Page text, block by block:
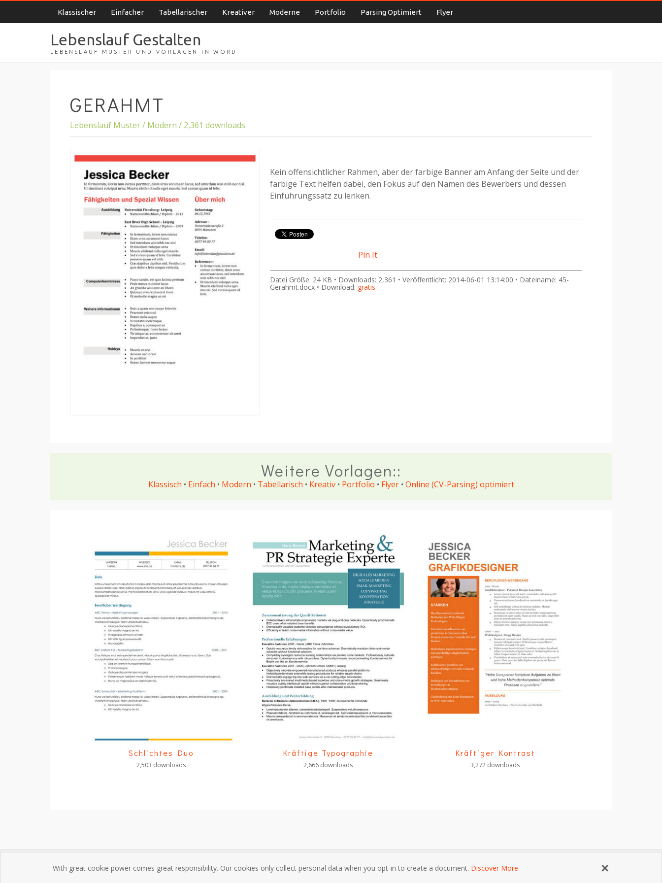
Klassischer Einfacher Tabellarischer Kreativer Moderne Portfolio Parsing Optimiert Flyer
Lebenslauf Gestalten
LEBENSLAUF MUSTER UND VORLAGEN IN WORD
GERAHMT
Lebenslauf Muster / Modern / 2,361 downloads
Kein offensichtlicher Rahmen, aber der farbige Banner am Anfang der Seite und der
farbige Text helfen dabei, den Fokus auf den Namen des Bewerbers und dessen
Einführungssatz zu lenken.
Pin It
Datei Größe: 24 KB • Downloads: 2,361 • Veröffentlicht: 2014-06-01 13:14:00 • Dateiname: 45-
Gerahmt.docx • Download: gratis
Weitere Vorlagen::
Klassisch • Einfach • Modern • Tabellarisch • Kreativ• Portfolio • Flyer• Online (CV-Parsing) optimiert
Schlichtes Duo
2,503 downloads
Kräftige Typographie
2,666 downloads
Kräftiger Kontrast
3,272 downloads
Impressum Über mich und Kontakt Datenschutzrichtlinie Nutzungsbedingungen
With great cookie power comes great responsibility. Our cookies only collect personal data when you opt-in to create a document. Discover More ×